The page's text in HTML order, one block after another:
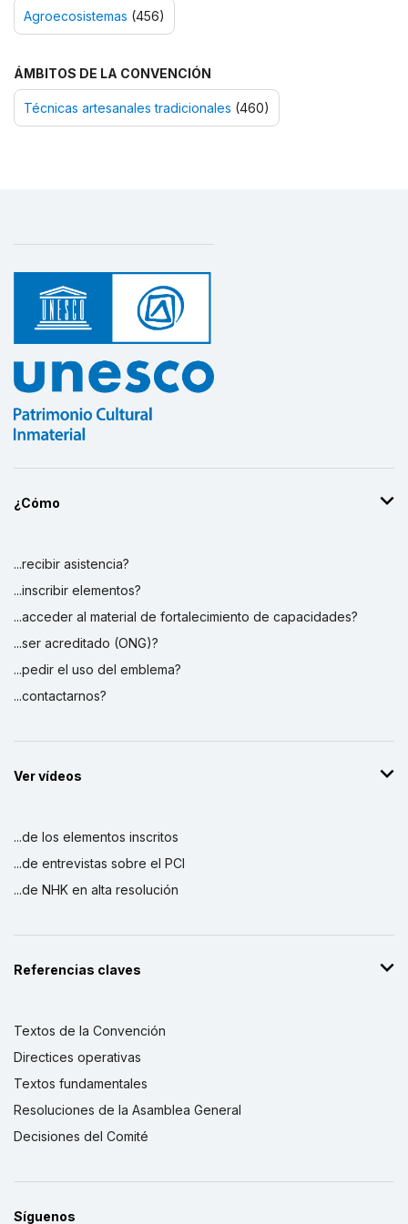
Agroecosistemas (456)
ÁMBITOS DE LA CONVENCIÓN
Técnicas artesanales tradicionales (460)
¿Cómo
...recibir asistencia?
...inscribir elementos?
...acceder al material de fortalecimiento de capacidades?
...ser acreditado (ONG)?
...pedir el uso del emblema?
...contactarnos?
Ver vídeos
...de los elementos inscritos
...de entrevistas sobre el PCI
...de NHK en alta resolución
Referencias claves
Textos de la Convención
Directices operativas
Textos fundamentales
Resoluciones de la Asamblea General
Decisiones del Comité
Síguenos